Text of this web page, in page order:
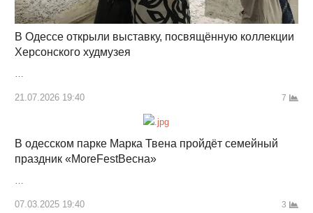
В Одессе открыли выставку, посвящённую коллекции
Херсонского худмузея
21.07.2026 19:40 7
В одесском парке Марка Твена пройдёт семейный
праздник «MoreFestВесна»
07.03.2025 19:40 3